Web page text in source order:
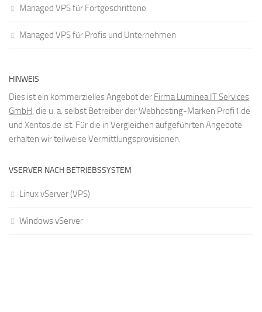
Managed VPS für Fortgeschrittene
Managed VPS für Profis und Unternehmen
HINWEIS
Dies ist ein kommerzielles Angebot der Firma Luminea IT Services
GmbH, die u. a. selbst Betreiber der Webhosting-Marken Profi1.de
und Xentos.de ist. Für die in Vergleichen aufgeführten Angebote
erhalten wir teilweise Vermittlungsprovisionen.
VSERVER NACH BETRIEBSSYSTEM
Linux vServer (VPS)
Windows vServer